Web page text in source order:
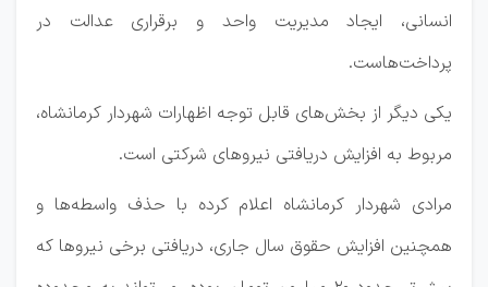
انسانی، ایجاد مدیریت واحد و برقراری عدالت در
پرداخت‌هاست.
یکی دیگر از بخش‌های قابل توجه اظهارات شهردار کرمانشاه،
مربوط به افزایش دریافتی نیروهای شرکتی است.
مرادی شهردار کرمانشاه اعلام کرده با حذف واسطه‌ها و
همچنین افزایش حقوق سال جاری، دریافتی برخی نیروها که